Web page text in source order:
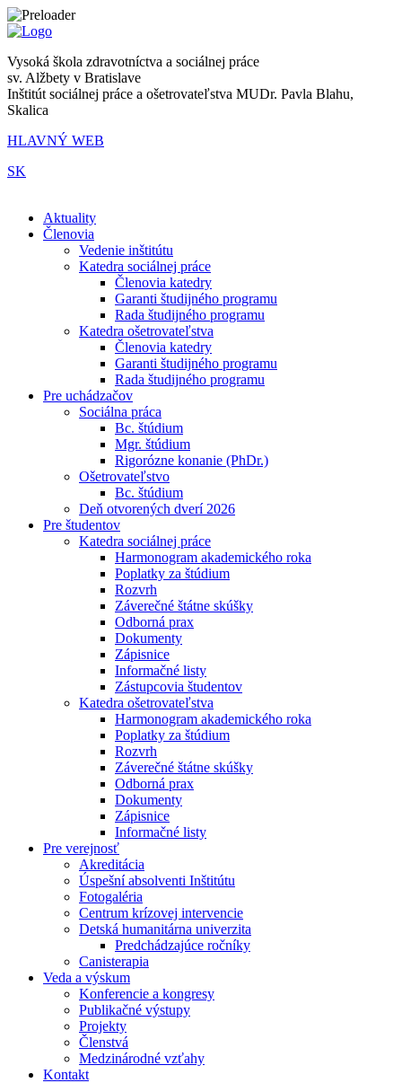
Vysoká škola zdravotníctva a sociálnej práce
sv. Alžbety v Bratislave
Inštitút sociálnej práce a ošetrovateľstva MUDr. Pavla Blahu,
Skalica
HLAVNÝ WEB
SK
Aktuality
Členovia
Vedenie inštitútu
Katedra sociálnej práce
Členovia katedry
Garanti študijného programu
Rada študijného programu
Katedra ošetrovateľstva
Členovia katedry
Garanti študijného programu
Rada študijného programu
Pre uchádzačov
Sociálna práca
Bc. štúdium
Mgr. štúdium
Rigorózne konanie (PhDr.)
Ošetrovateľstvo
Bc. štúdium
Deň otvorených dverí 2026
Pre študentov
Katedra sociálnej práce
Harmonogram akademického roka
Poplatky za štúdium
Rozvrh
Záverečné štátne skúšky
Odborná prax
Dokumenty
Zápisnice
Informačné listy
Zástupcovia študentov
Katedra ošetrovateľstva
Harmonogram akademického roka
Poplatky za štúdium
Rozvrh
Záverečné štátne skúšky
Odborná prax
Dokumenty
Zápisnice
Informačné listy
Pre verejnosť
Akreditácia
Úspešní absolventi Inštitútu
Fotogaléria
Centrum krízovej intervencie
Detská humanitárna univerzita
Predchádzajúce ročníky
Canisterapia
Veda a výskum
Konferencie a kongresy
Publikačné výstupy
Projekty
Členstvá
Medzinárodné vzťahy
Kontakt